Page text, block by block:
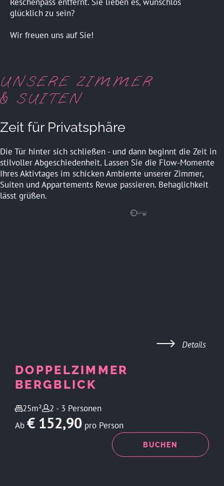
glücklich zu sein?
Wir freuen uns auf Sie!
UNSERE ZIMMER
& SUITEN
Zeit für Privatsphäre
Die Tür hinter sich schließen - und dann beginnt die Zeit in
stilvoller Abgeschiedenheit. Lassen Sie die Flow-Momente
Ihres Aktivtages im schicken Ambiente unserer Zimmer,
Suiten und Appartements Revue passieren. Behaglichkeit
lässt grüßen.
DOPPELZIMMER
BERGBLICK
25m²
2 - 3 Personen
Ab € 152,90 pro Person
BUCHEN
Details